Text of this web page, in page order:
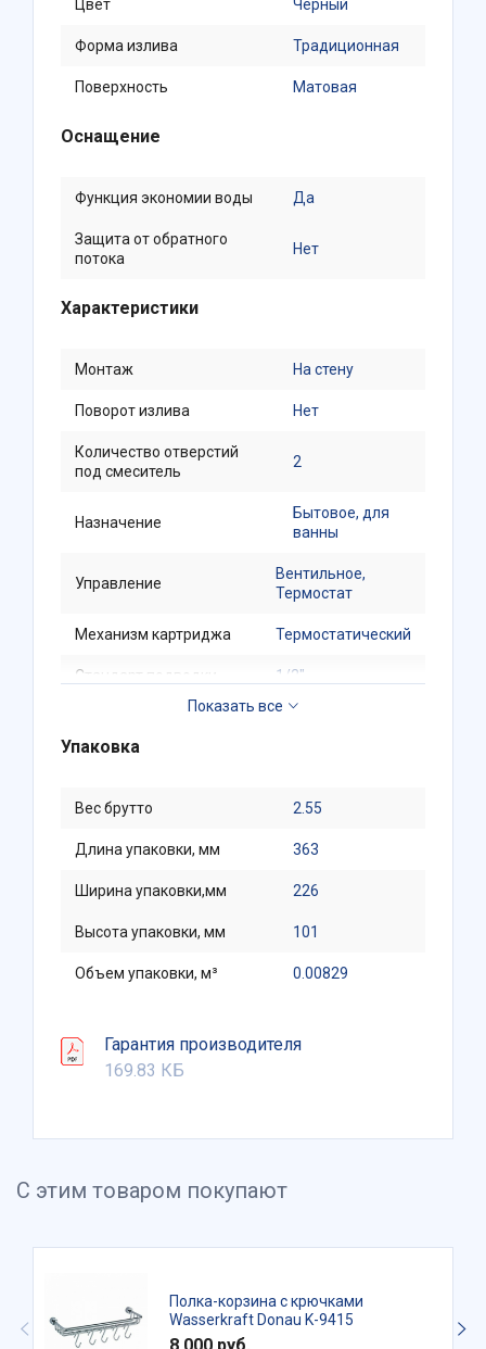
Цвет Черный
Форма излива Традиционная
Поверхность Матовая
Оснащение
Функция экономии воды Да
Защита от обратного
потока
Нет
Характеристики
Монтаж На стену
Поворот излива Нет
Количество отверстий
под смеситель
2
Назначение
Бытовое, для
ванны
Управление
Вентильное,
Термостат
Механизм картриджа Термостатический
Стандарт подводки 1/2"
Упаковка
Вес брутто 2.55
Длина упаковки, мм 363
Ширина упаковки,мм 226
Высота упаковки, мм 101
Объем упаковки, м³ 0.00829
Гарантия производителя
169.83 КБ
С этим товаром покупают
Полка-корзина с крючками
Wasserkraft Donau K-9415
8 000 руб.